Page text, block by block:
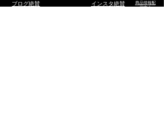
ブログ絶賛
​インスタ絶賛
商品情報配
信中！